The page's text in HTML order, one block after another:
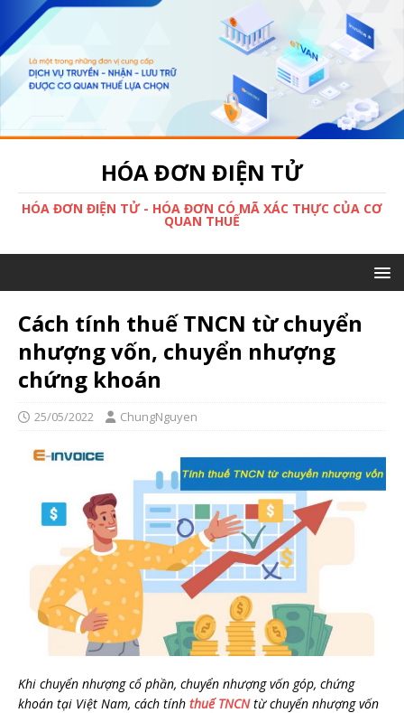
HÓA ĐƠN ĐIỆN TỬ
HÓA ĐƠN ĐIỆN TỬ - HÓA ĐƠN CÓ MÃ XÁC THỰC CỦA CƠ
QUAN THUẾ
Cách tính thuế TNCN từ chuyển
nhượng vốn, chuyển nhượng
chứng khoán
25/05/2022 ChungNguyen
Khi chuyển nhượng cổ phần, chuyển nhượng vốn góp, chứng
khoán tại Việt Nam, cách tính thuế TNCNtừ chuyển nhượng vốn